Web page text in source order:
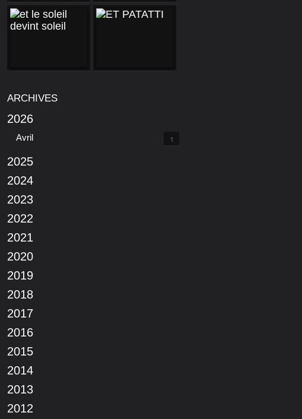
ARCHIVES
2026
Avril 1
2025
2024
2023
2022
2021
2020
2019
2018
2017
2016
2015
2014
2013
2012